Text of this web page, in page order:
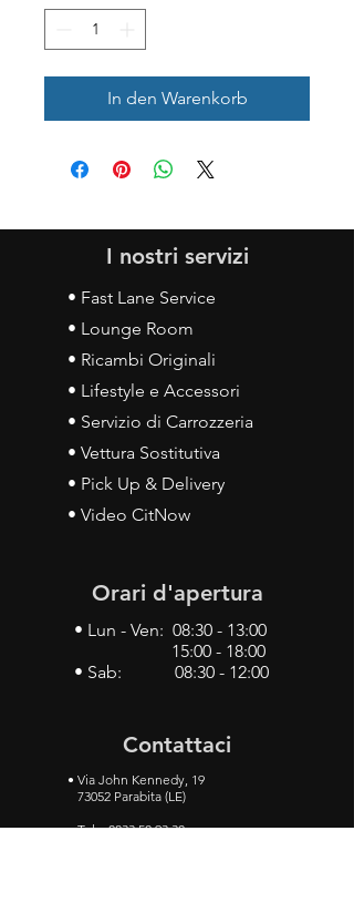
In den Warenkorb
I nostri servizi
• Fast Lane Service
• Lounge Room
• Ricambi Originali
• Lifestyle e Accessori
• Servizio di Carrozzeria
• Vettura Sostitutiva
• Pick Up & Delivery
• Video CitNow
Orari d'apertura
• Lun - Ven: 08:30 - 13:00
15:00 - 18:00
• Sab: 08:30 - 12:00
Contattaci
• Via John Kennedy, 19
73052 Parabita (LE)
• Tel:0833 50 93 30